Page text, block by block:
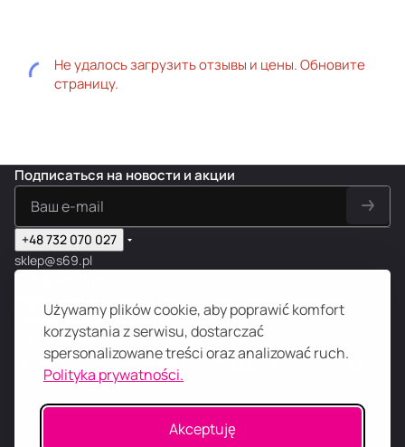
Używamy plików cookie, aby poprawić komfort
korzystania z serwisu, dostarczać
spersonalizowane treści oraz analizować ruch.
Polityka prywatności.
Akceptuję
Не удалось загрузить отзывы и цены. Обновите
страницу.
Подписаться на новости и акции
+48 732 070 027
sklep@s69.pl
Интернет бутик
Управление
Образование 18+
N-Digital, Konrada Wallenroda 31D/3, 51-210 Wrocław, NIP: